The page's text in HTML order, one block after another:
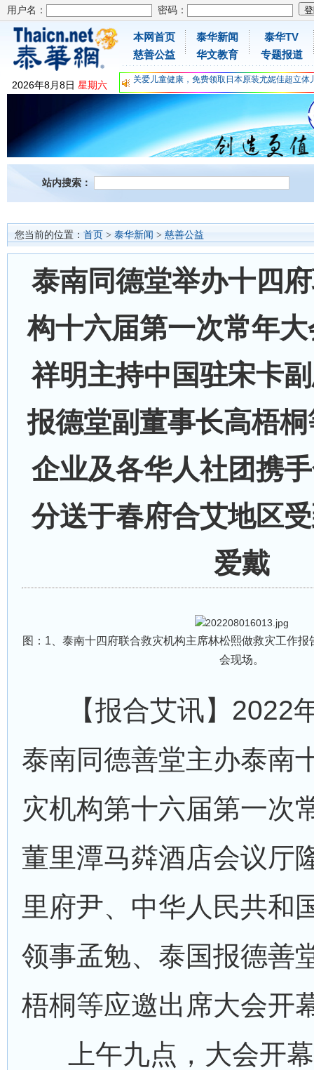
用户名： 密码：
2026年8月8日 星期六
本网首页
慈善公益
泰华新闻
华文教育
泰华TV
专题报道
为时不晚，人体胶原蛋白维C应该这样补充
关爱儿童健康，免费领取日本原装尤妮佳超立体
抗击疫情：每天一瓶增强自身免疫力！
为时不晚，人体胶原蛋白维C应该这样补充
关爱儿童健康，免费领取日本原装尤妮佳超立体
抗击疫情：每天一瓶增强自身免疫力！
站内搜索：
您当前的位置： 首页 > 泰华新闻 > 慈善公益
泰南同德堂举办十四
构十六届第一次常年
祥明主持中国驻宋卡
报德堂副董事长高梧
企业及各华人社团携
分送于春府合艾地区
爱戴
图：1、泰南十四府联合救灾机构主席林松熙做救灾工作
会现场。
【报合艾讯】2022
泰南同德善堂主办泰南
灾机构第十六届第一次
董里潭马粦酒店会议厅
里府尹、中华人民共和
领事孟勉、泰国报德善
梧桐等应邀出席大会开
上午九点，大会开幕